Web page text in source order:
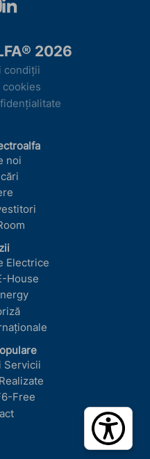
2026
condiții
cookies
noi
Electrice
House
Servicii
Free